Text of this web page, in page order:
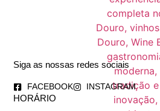
Siga as nossas redes sociais
FACEBOOK INSTAGRAM
HORÁRIO